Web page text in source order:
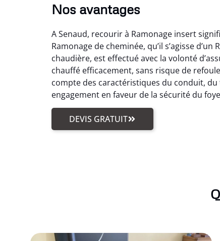
Nos avantages
A Senaud, recourir à Ramonage insert
Ramonage de cheminée, qu’il s’agisse
chaudière, est effectué avec la volonté
chauffé efficacement, sans risque de
compte des caractéristiques du conduit, du
engagement en faveur de la sécurité du
DEVIS GRATUIT